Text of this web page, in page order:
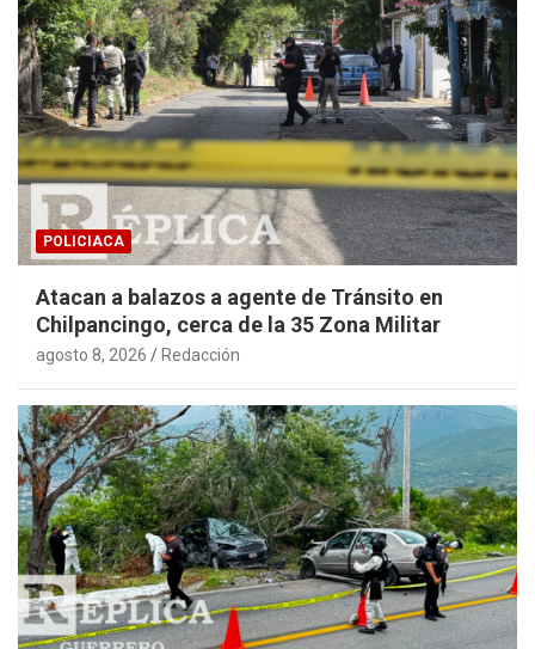
POLICIACA
Atacan a balazos a agente de Tránsito en
Chilpancingo, cerca de la 35 Zona Militar
agosto 8, 2026 Redacción